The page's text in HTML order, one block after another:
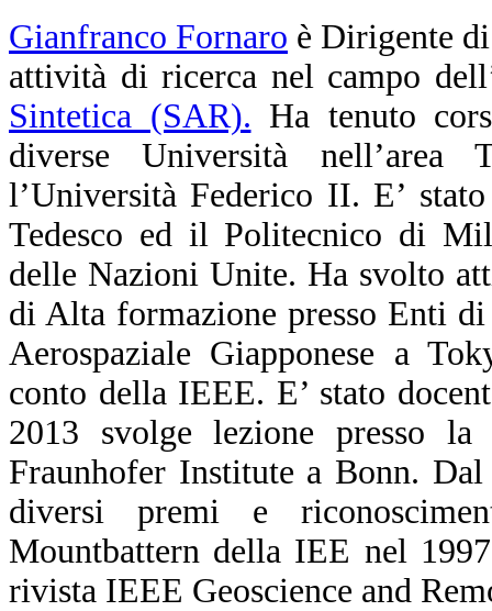
Gianfranco Fornaro è Dirigente
attività di ricerca nel campo
Sintetica (SAR). Ha tenuto
diverse Università nell’area
l’Università Federico II. E’
Tedesco ed il Politecnico di
delle Nazioni Unite. Ha svolto
di Alta formazione presso Enti
Aerospaziale Giapponese a
conto della IEEE. E’ stato
2013 svolge lezione presso
Fraunhofer Institute a Bonn.
diversi premi e
Mountbattern della IEE nel
rivista IEEE Geoscience and